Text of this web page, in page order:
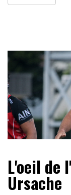
L'oeil de
Ursache